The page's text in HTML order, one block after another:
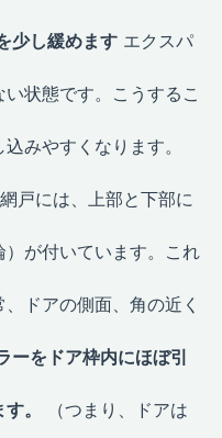
少し緩めます エクスパ
状態です。こうするこ
みやすくなります。
戸には、上部と下部に
が付いています。これ
ドアの側面、角の近く
ーをドア枠内にほぼ引
。 （つまり、ドアは